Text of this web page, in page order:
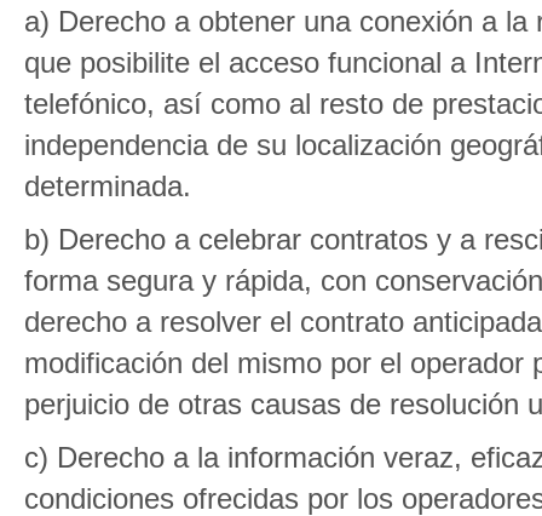
a) Derecho a obtener una conexión a
que posibilite el acceso funcional a
telefónico, así como al resto de
independencia de su localización
determinada.
b) Derecho a celebrar contratos y a
forma segura y rápida, con
derecho a resolver el contrato
modificación del mismo por el
perjuicio de otras causas de resolución
c) Derecho a la información veraz,
condiciones ofrecidas por los